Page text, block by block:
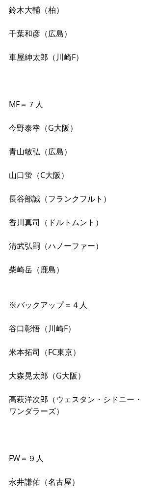
鈴木大輔（柏）
千葉和彦（広島）
車屋紳太郎（川崎F）
MF＝７人
今野泰幸（G大阪）
青山敏弘（広島）
山口蛍（C大阪）
長谷部誠（フランクフルト）
香川真司（ドルトムント）
清武弘嗣（ハノーファー）
柴崎岳（鹿島）
※バックアップ＝４人
谷口彰悟（川崎F）
米本拓司（FC東京）
大森晃太郎（G大阪）
高萩洋次郎（ウェスタン・シドニー・
ワンダラーズ）
FW＝９人
永井謙佑（名古屋）